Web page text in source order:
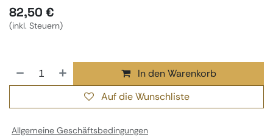
82,50 €
(inkl. Steuern)
In den Warenkorb
Auf die Wunschliste
Allgemeine Geschäftsbedingungen